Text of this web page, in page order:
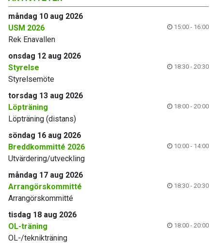
måndag 10 aug 2026
USM 2026
15:00 - 16:00
Rek Enavallen
onsdag 12 aug 2026
Styrelse
18:30 - 20:30
Styrelsemöte
torsdag 13 aug 2026
Löpträning
18:00 - 20:00
Löpträning (distans)
söndag 16 aug 2026
Breddkommitté 2026
10:00 - 14:00
Utvärdering/utveckling
måndag 17 aug 2026
Arrangörskommitté
18:30 - 20:30
Arrangörskommitté
tisdag 18 aug 2026
OL-träning
18:00 - 20:00
OL-/teknikträning